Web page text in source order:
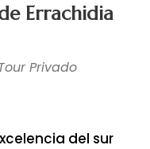
Errachidia
Tour Privado
del sur